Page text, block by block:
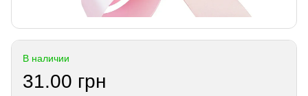
В наличии
31.00 грн